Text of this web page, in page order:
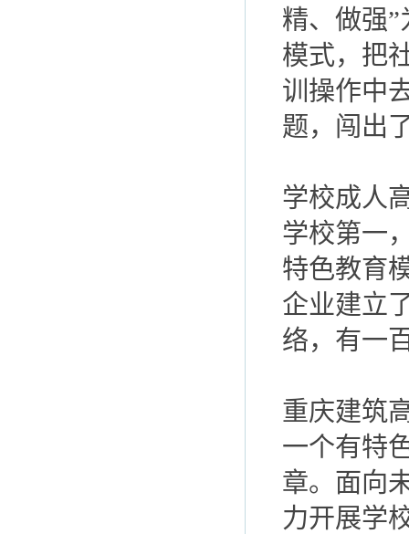
精、做强
模式，把
训操作中
题，闯出
学校成人
学校第一
特色教育
企业建立
络，有一
重庆建筑
一个有特
章。面向
力开展学